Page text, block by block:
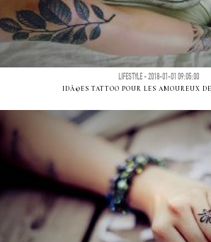
LIFESTYLE - 2018-01-01 09:05:00
IDÃ©ES TATTOO POUR LES AMOUREUX